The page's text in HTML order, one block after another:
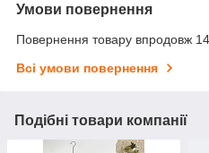
Умови повернення
Повернення товару впродовж
Всі умови повернення
Подібні товари компанії